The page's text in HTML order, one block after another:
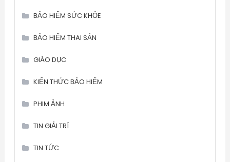
BẢO HIỂM SỨC KHỎE
BẢO HIỂM THAI SẢN
GIÁO DỤC
KIẾN THỨC BẢO HIỂM
PHIM ẢNH
TIN GIẢI TRÍ
TIN TỨC